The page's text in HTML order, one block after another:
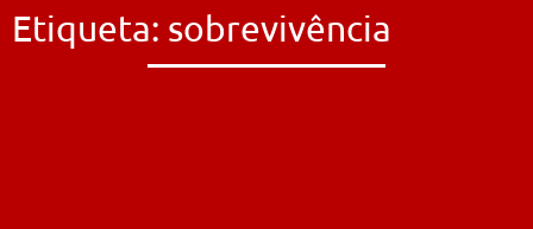
Etiqueta: sobrevivência